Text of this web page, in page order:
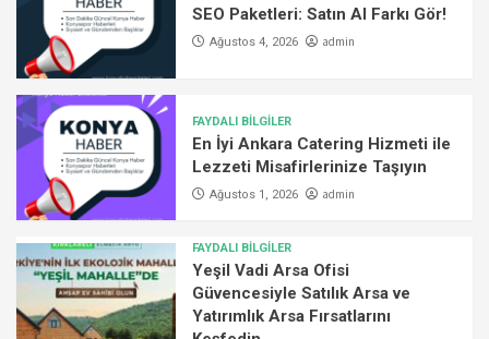
SEO Paketleri: Satın Al Farkı Gör!
Ağustos 4, 2026 admin
FAYDALI BİLGİLER
En İyi Ankara Catering Hizmeti ile
Lezzeti Misafirlerinize Taşıyın
Ağustos 1, 2026 admin
FAYDALI BİLGİLER
Yeşil Vadi Arsa Ofisi
Güvencesiyle Satılık Arsa ve
Yatırımlık Arsa Fırsatlarını